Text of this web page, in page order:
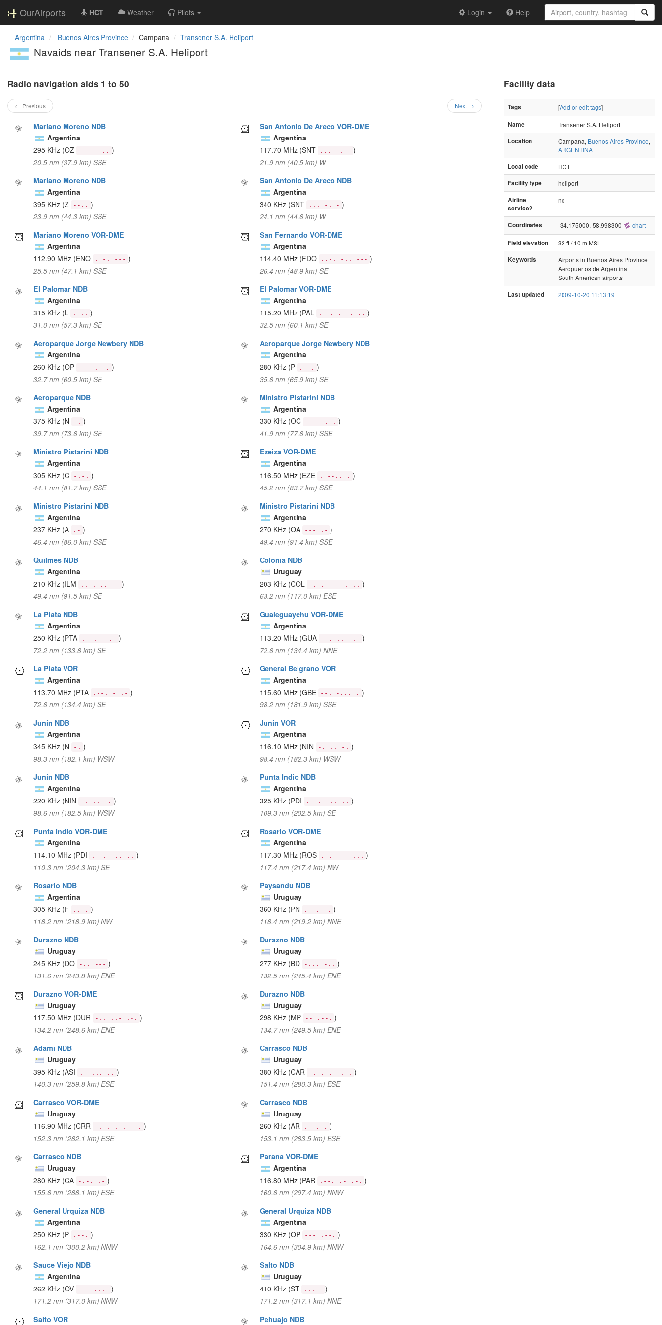
OurAirports HCT Weather Pilots Login Help
Argentina Buenos Aires Province Campana Transener S.A. Heliport
Navaids near Transener S.A. Heliport
Radio navigation aids 1 to 50
← Previous Next →
Mariano Moreno NDB
Argentina
295 KHz (OZ --- --.. )
20.5 nm (37.9 km) SSE
San Antonio De Areco VOR-DME
Argentina
117.70 MHz (SNT ... -. - )
21.9 nm (40.5 km) W
Mariano Moreno NDB
Argentina
395 KHz (Z --.. )
23.9 nm (44.3 km) SSE
San Antonio De Areco NDB
Argentina
340 KHz (SNT ... -. - )
24.1 nm (44.6 km) W
Mariano Moreno VOR-DME
Argentina
112.90 MHz (ENO . -. --- )
25.5 nm (47.1 km) SSE
San Fernando VOR-DME
Argentina
114.40 MHz (FDO ..-. -.. --- )
26.4 nm (48.9 km) SE
El Palomar NDB
Argentina
315 KHz (L .-.. )
31.0 nm (57.3 km) SE
El Palomar VOR-DME
Argentina
115.20 MHz (PAL .--. .- .-.. )
32.5 nm (60.1 km) SE
Aeroparque Jorge Newbery NDB
Argentina
260 KHz (OP --- .--. )
32.7 nm (60.5 km) SE
Aeroparque Jorge Newbery NDB
Argentina
280 KHz (P .--. )
35.6 nm (65.9 km) SE
Aeroparque NDB
Argentina
375 KHz (N -. )
39.7 nm (73.6 km) SE
Ministro Pistarini NDB
Argentina
330 KHz (OC --- -.-. )
41.9 nm (77.6 km) SSE
Ministro Pistarini NDB
Argentina
305 KHz (C -.-. )
44.1 nm (81.7 km) SSE
Ezeiza VOR-DME
Argentina
116.50 MHz (EZE . --.. . )
45.2 nm (83.7 km) SSE
Ministro Pistarini NDB
Argentina
237 KHz (A .- )
46.4 nm (86.0 km) SSE
Ministro Pistarini NDB
Argentina
270 KHz (OA --- .- )
49.4 nm (91.4 km) SSE
Quilmes NDB
Argentina
210 KHz (ILM .. .-.. -- )
49.4 nm (91.5 km) SE
Colonia NDB
Uruguay
203 KHz (COL -.-. --- .-.. )
63.2 nm (117.0 km) ESE
La Plata NDB
Argentina
250 KHz (PTA .--. - .- )
72.2 nm (133.8 km) SE
Gualeguaychu VOR-DME
Argentina
113.20 MHz (GUA --. ..- .- )
72.6 nm (134.4 km) NNE
La Plata VOR
Argentina
113.70 MHz (PTA .--. - .- )
72.6 nm (134.4 km) SE
General Belgrano VOR
Argentina
115.60 MHz (GBE --. -... . )
98.2 nm (181.9 km) SSE
Junin NDB
Argentina
345 KHz (N -. )
98.3 nm (182.1 km) WSW
Junin VOR
Argentina
116.10 MHz (NIN -. .. -. )
98.4 nm (182.3 km) WSW
Junin NDB
Argentina
220 KHz (NIN -. .. -. )
98.6 nm (182.5 km) WSW
Punta Indio NDB
Argentina
325 KHz (PDI .--. -.. .. )
109.3 nm (202.5 km) SE
Punta Indio VOR-DME
Argentina
114.10 MHz (PDI .--. -.. .. )
110.3 nm (204.3 km) SE
Rosario VOR-DME
Argentina
117.30 MHz (ROS .-. --- ... )
117.4 nm (217.4 km) NW
Rosario NDB
Argentina
305 KHz (F ..-. )
118.2 nm (218.9 km) NW
Paysandu NDB
Uruguay
360 KHz (PN .--. -. )
118.4 nm (219.2 km) NNE
Durazno NDB
Uruguay
245 KHz (DO -.. --- )
131.6 nm (243.8 km) ENE
Durazno NDB
Uruguay
277 KHz (BD -... -.. )
132.5 nm (245.4 km) ENE
Durazno VOR-DME
Uruguay
117.50 MHz (DUR -.. ..- .-. )
134.2 nm (248.6 km) ENE
Durazno NDB
Uruguay
298 KHz (MP -- .--. )
134.7 nm (249.5 km) ENE
Adami NDB
Uruguay
395 KHz (ASI .- ... .. )
140.3 nm (259.8 km) ESE
Carrasco NDB
Uruguay
380 KHz (CAR -.-. .- .-. )
151.4 nm (280.3 km) ESE
Carrasco VOR-DME
Uruguay
116.90 MHz (CRR -.-. .-. .-. )
152.3 nm (282.1 km) ESE
Carrasco NDB
Uruguay
260 KHz (AR .- .-. )
153.1 nm (283.5 km) ESE
Carrasco NDB
Uruguay
280 KHz (CA -.-. .- )
155.6 nm (288.1 km) ESE
Parana VOR-DME
Argentina
116.80 MHz (PAR .--. .- .-. )
160.6 nm (297.4 km) NNW
General Urquiza NDB
Argentina
250 KHz (P .--. )
162.1 nm (300.2 km) NNW
General Urquiza NDB
Argentina
330 KHz (OP --- .--. )
164.6 nm (304.9 km) NNW
Sauce Viejo NDB
Argentina
262 KHz (OV --- ...- )
171.2 nm (317.0 km) NNW
Salto NDB
Uruguay
410 KHz (ST ... - )
171.2 nm (317.1 km) NNE
Salto VOR
Pehuajo NDB
Facility data
Tags [Add or edit tags]
Name
Transener S.A. Heliport
Location
Campana, Buenos Aires Province,
ARGENTINA
Local code
HCT
Facility type
heliport
Airline
service?
no
Coordinates -34.175000,-58.998300 chart
Field elevation
32 ft / 10 m MSL
Keywords
Airports in Buenos Aires Province
Aeropuertos de Argentina
South American airports
Last updated 2009-10-20 11:13:19